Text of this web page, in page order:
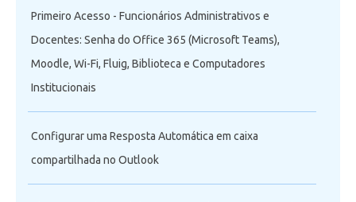
Primeiro Acesso - Funcionários Administrativos e
Docentes: Senha do Office 365 (Microsoft Teams),
Moodle, Wi-Fi, Fluig, Biblioteca e Computadores
Institucionais
Configurar uma Resposta Automática em caixa
compartilhada no Outlook